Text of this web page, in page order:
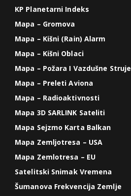
KP Planetarni Indeks
Mapa – Gromova
Mapa – Kišni (Rain) Alarm
Mapa – Kišni Oblaci
Mapa – Požara I Vazdušne Struje
Mapa – Preleti Aviona
Mapa – Radioaktivnosti
Mapa 3D SARLINK Sateliti
Mapa Sejzmo Karta Balkan
Mapa Zemljotresa – USA
Mapa Zemlotresa – EU
Satelitski Snimak Vremena
Šumanova Frekvencija Zemlje